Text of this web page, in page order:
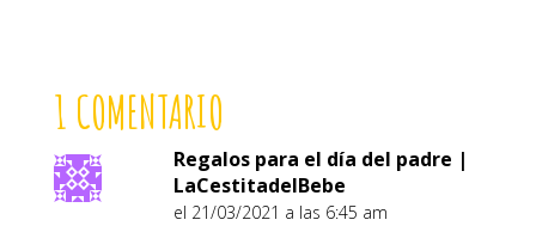
1 COMENTARIO
Regalos para el día del padre |
LaCestitadelBebe
el 21/03/2021 a las 6:45 am